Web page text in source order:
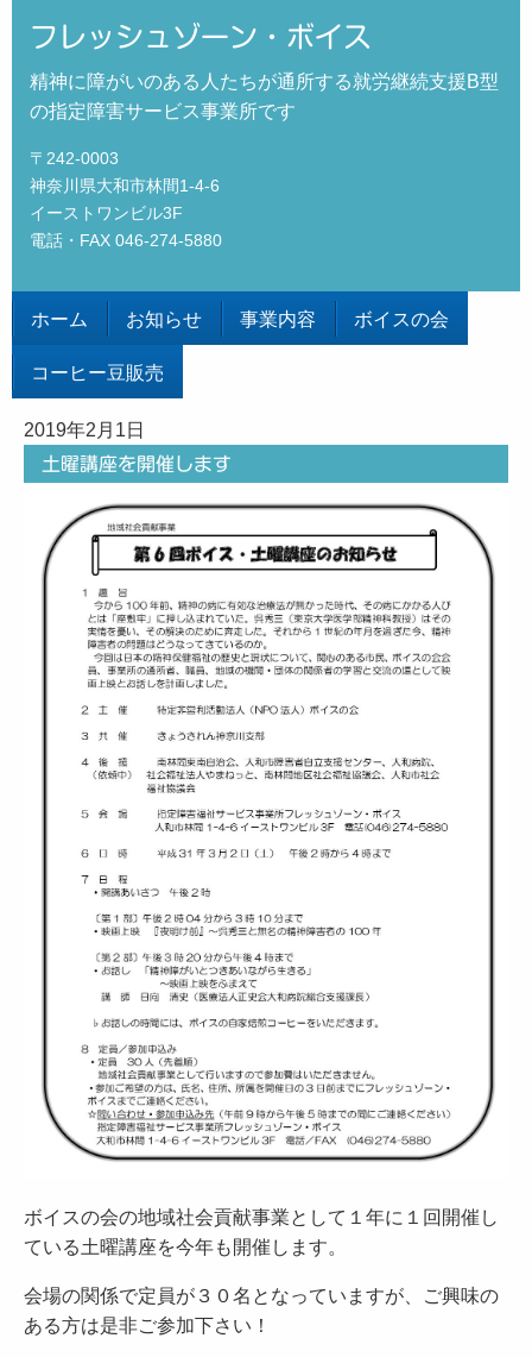
フレッシュゾーン・ボイス
精神に障がいのある人たちが通所する就労継続支援B型
の指定障害サービス事業所です
〒242-0003
神奈川県大和市林間1-4-6
イーストワンビル3F
電話・FAX 046-274-5880
ホーム お知らせ 事業内容 ボイスの会
コーヒー豆販売
2019年2月1日
土曜講座を開催します
ボイスの会の地域社会貢献事業として１年に１回開催し
ている土曜講座を今年も開催します。
会場の関係で定員が３０名となっていますが、ご興味の
ある方は是非ご参加下さい！